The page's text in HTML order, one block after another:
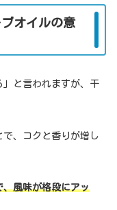
オイルの意
」と言われますが、干
、コクと香りが増し
風味が格段にアッ